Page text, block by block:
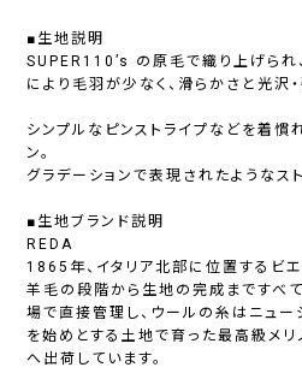
■生地説明
SUPER110’s の原毛で織り上げられ
により毛羽が少なく、滑らかさと光沢
シンプルなピンストライプなどを着
ン。
グラデーションで表現されたようなス
■生地ブランド説明
REDA
1865年、イタリア北部に位置するビ
羊毛の段階から生地の完成まですべ
場で直接管理し、ウールの糸はニュ
を始めとする土地で育った最高級メ
へ出荷しています。